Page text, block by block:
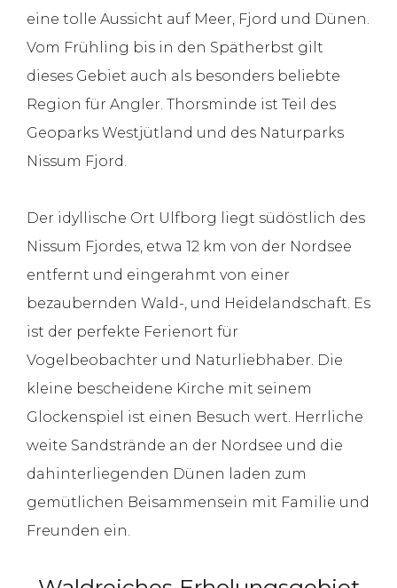
eine tolle Aussicht auf Meer, Fjord und Dünen.
Vom Frühling bis in den Spätherbst gilt
dieses Gebiet auch als besonders beliebte
Region für Angler. Thorsminde ist Teil des
Geoparks Westjütland und des Naturparks
Nissum Fjord.
Der idyllische Ort Ulfborg liegt südöstlich des
Nissum Fjordes, etwa 12 km von der Nordsee
entfernt und eingerahmt von einer
bezaubernden Wald-, und Heidelandschaft. Es
ist der perfekte Ferienort für
Vogelbeobachter und Naturliebhaber. Die
kleine bescheidene Kirche mit seinem
Glockenspiel ist einen Besuch wert. Herrliche
weite Sandstrände an der Nordsee und die
dahinterliegenden Dünen laden zum
gemütlichen Beisammensein mit Familie und
Freunden ein.